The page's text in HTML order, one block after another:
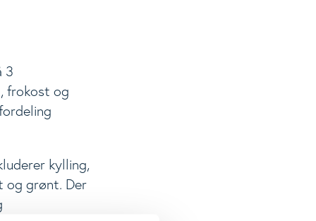
3
frokost og
kylling,
og grønt. Der